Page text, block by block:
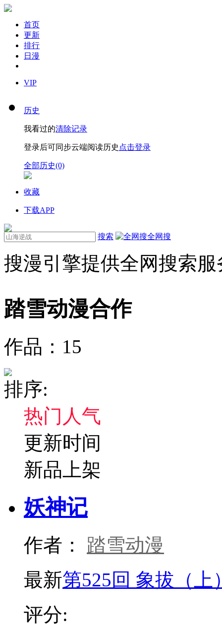
首页
更新
排行
日漫
VIP
历史
我看过的清除记录
登录后可同步云端阅读历史 点击登录
全部历史(0)
收藏
下载APP
搜索 全网搜
搜漫引擎提供全网搜索服
踏雪动漫合作
作品： 15
排序:
热门人气
更新时间
新品上架
妖神记
作者：
踏雪动漫
最新第525回 象拔（上
评分: